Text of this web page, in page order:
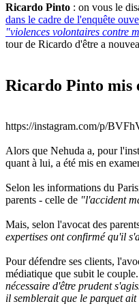
Ricardo Pinto : on vous le
dans le cadre de l'enquête
"violences volontaires contre
tour de Ricardo d'être a
Ricardo Pinto mis
https://instagram.com/p/
Alors que Nehuda a, pour
quant à lui, a été mis en
Selon les informations du
parents - celle de "l'accident
Mais, selon l'avocat des
expertises ont confirmé qu'il
Pour défendre ses clients,
médiatique que subit le
nécessaire d'être prudent
il semblerait que le parquet